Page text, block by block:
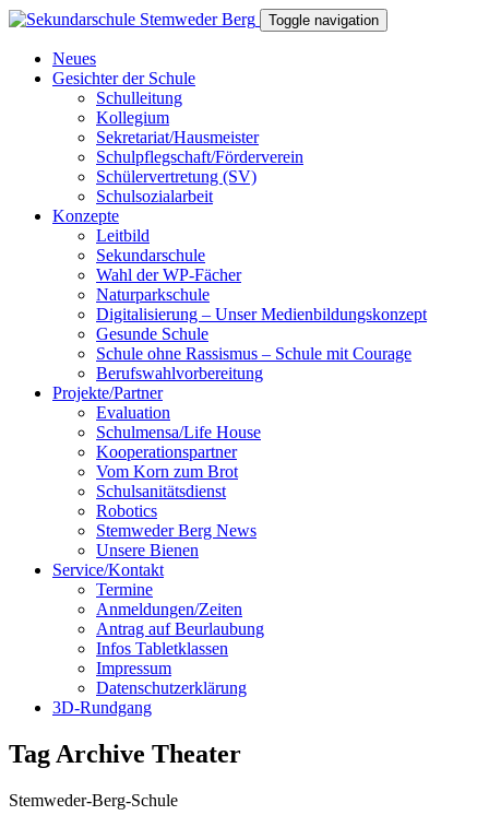
Toggle navigation
Neues
Gesichter der Schule
Schulleitung
Kollegium
Sekretariat/Hausmeister
Schulpflegschaft/Förderverein
Schülervertretung (SV)
Schulsozialarbeit
Konzepte
Leitbild
Sekundarschule
Wahl der WP-Fächer
Naturparkschule
Digitalisierung – Unser Medienbildungskonzept
Gesunde Schule
Schule ohne Rassismus – Schule mit Courage
Berufswahlvorbereitung
Projekte/Partner
Evaluation
Schulmensa/Life House
Kooperationspartner
Vom Korn zum Brot
Schulsanitätsdienst
Robotics
Stemweder Berg News
Unsere Bienen
Service/Kontakt
Termine
Anmeldungen/Zeiten
Antrag auf Beurlaubung
Infos Tabletklassen
Impressum
Datenschutzerklärung
3D-Rundgang
Tag Archive Theater
Stemweder-Berg-Schule